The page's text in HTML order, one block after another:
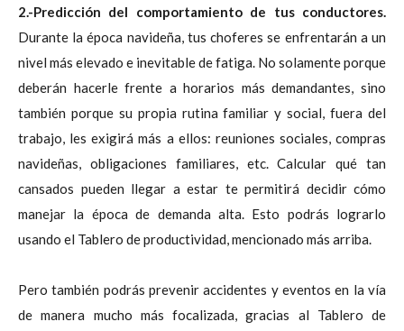
2.-Predicción del comportamiento de tus conductores.
Durante la época navideña, tus choferes se enfrentarán a un
nivel más elevado e inevitable de fatiga. No solamente porque
deberán hacerle frente a horarios más demandantes, sino
también porque su propia rutina familiar y social, fuera del
trabajo, les exigirá más a ellos: reuniones sociales, compras
navideñas, obligaciones familiares, etc. Calcular qué tan
cansados pueden llegar a estar te permitirá decidir cómo
manejar la época de demanda alta. Esto podrás lograrlo
usando el Tablero de productividad, mencionado más arriba.
Pero también podrás prevenir accidentes y eventos en la vía
de manera mucho más focalizada, gracias al Tablero de